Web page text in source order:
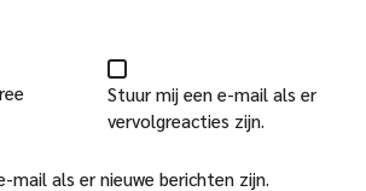
Stuur mij een e-mail als er
vervolgreacties zijn.
mail als er nieuwe berichten zijn.